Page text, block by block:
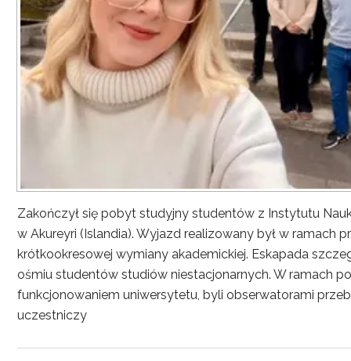
Zakończył się pobyt studyjny studentów z Instytutu
w Akureyri (Islandia). Wyjazd realizowany był w ramach
krótkookresowej wymiany akademickiej. Eskapada
ośmiu studentów studiów niestacjonarnych. W ramach
funkcjonowaniem uniwersytetu, byli obserwatorami
uczestniczy